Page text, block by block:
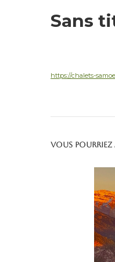
Sans
https://chalets-
Vous pourriez